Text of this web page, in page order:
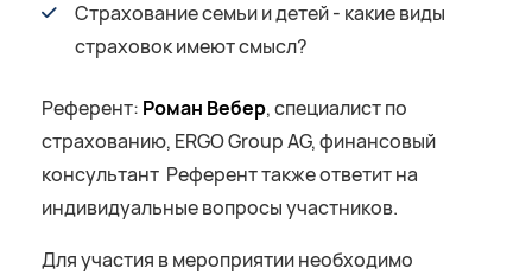
Страхование семьи и детей - какие виды
страховок имеют смысл?
Референт: Роман Вебер, специалист по
страхованию, ERGO Group AG, финансовый
консультант Референт также ответит на
индивидуальные вопросы участников.
Для участия в мероприятии необходимо